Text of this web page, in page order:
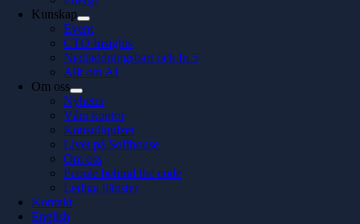
Kunskap
Event
CTO Insights
Nedladdningsbart och In 5
Allt om AI
Om oss
Nyheter
Våra kontor
Konsultquizet
Livet på Softhouse
Om oss
People behind the code
Lediga tjänster
Kontakt
English